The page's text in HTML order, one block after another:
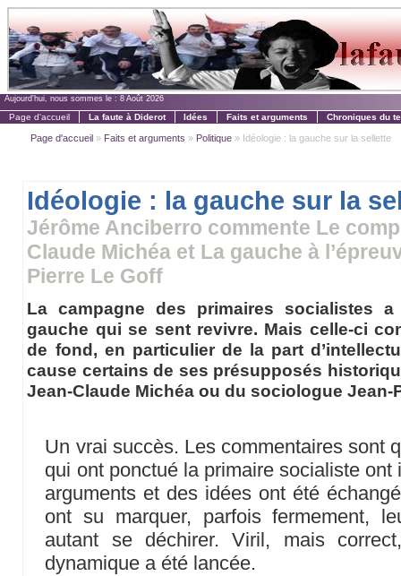
Aujourd'hui, nous sommes le : 8 Août 2026
Page d'accueil La faute à Diderot Idées Faits et arguments Chroniques du
Page d'accueil » Faits et arguments » Politique » Idéologie : la gauche sur la sellette
Idéologie : la gauche sur la
Jérôme Anciberro commente Le
Claude Michéa et La gauche à
Pierre Le Goff
La campagne des primaires socialistes
gauche qui se sent revivre. Mais celle-ci
de fond, en particulier de la part
cause certains de ses présupposés
Jean-Claude Michéa ou du sociologue Jean-
Un vrai succès. Les commentaires sont
qui ont ponctué la primaire socialiste
arguments et des idées ont été
ont su marquer, parfois fermement,
autant se déchirer. Viril, mais
dynamique a été lancée.